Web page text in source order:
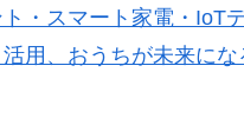
ト・スマート家電・IoT
用、おうちが未来にな